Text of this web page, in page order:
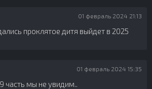
01 февраль 2024 21:13
проклятое дитя выйдет в 2025
01 февраль 2024 15:35
часть мы не увидим..